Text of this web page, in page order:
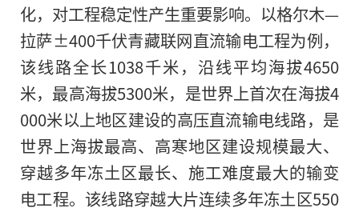
化，对工程稳定性产生重要影响。以格尔木—
拉萨±400千伏青藏联网直流输电工程为例，
该线路全长1038千米，沿线平均海拔4650
米，最高海拔5300米，是世界上首次在海拔4
000米以上地区建设的高压直流输电线路，是
世界上海拔最高、高寒地区建设规模最大、
穿越多年冻土区最长、施工难度最大的输变
电工程。该线路穿越大片连续多年冻土区550